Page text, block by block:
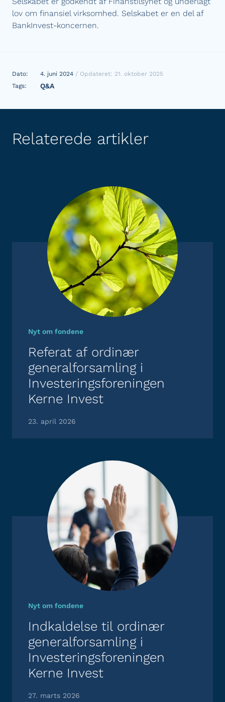
lov om finansiel virksomhed. Selskabet er en del af
BankInvest-koncernen.
Dato: 4. juni 2024 / Opdateret: 21. oktober 2025
Tags:
Q&A
Relaterede artikler
Nyt om fondene
Referat af ordinær
generalforsamling i
Investeringsforeningen
Kerne Invest
23. april 2026
Nyt om fondene
Indkaldelse til ordinær
generalforsamling i
Investeringsforeningen
Kerne Invest
27. marts 2026